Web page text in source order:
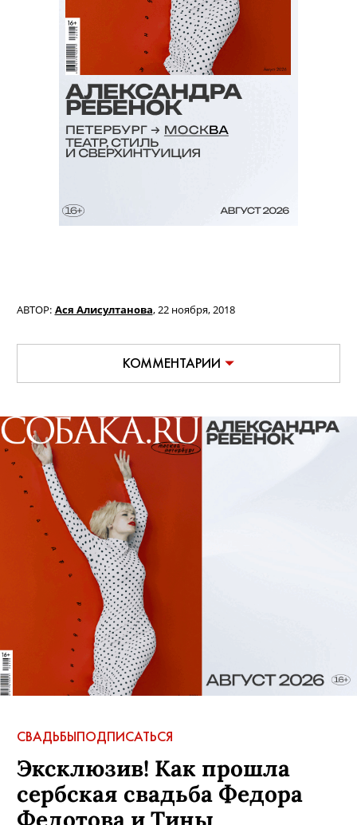
АВТОР: Ася Алисултанова,22 ноября, 2018
КОММЕНТАРИИ
СВАДЬБЫПОДПИСАТЬСЯ
Эксклюзив! Как прошла
сербская свадьба Федора